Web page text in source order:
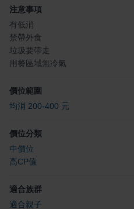
注意事項
有低消
禁帶外食
垃圾要帶走
用餐區域無冷氣
價位範圍
均消 200-400 元
價位分類
中價位
高CP值
適合族群
適合親子